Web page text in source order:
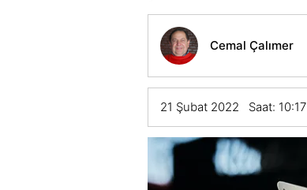
Cemal Çalımer
21 Şubat 2022 Saat: 10:17